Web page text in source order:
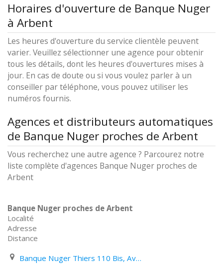
Horaires d'ouverture de Banque Nuger
à Arbent
Les heures d'ouverture du service clientèle peuvent
varier. Veuillez sélectionner une agence pour obtenir
tous les détails, dont les heures d'ouvertures mises à
jour. En cas de doute ou si vous voulez parler à un
conseiller par téléphone, vous pouvez utiliser les
numéros fournis.
Agences et distributeurs automatiques
de Banque Nuger proches de Arbent
Vous recherchez une autre agence ? Parcourez notre
liste complète d'agences Banque Nuger proches de
Arbent
Banque Nuger proches de Arbent
Localité
Adresse
Distance
Banque Nuger Thiers 110 Bis, Avenue Léo Lagrange